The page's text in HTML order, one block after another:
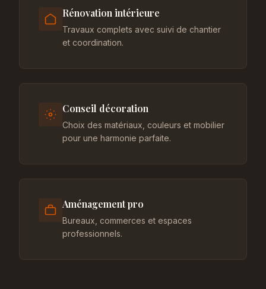
Rénovation intérieure
Travaux complets avec suivi de chantier
et coordination.
Conseil décoration
Choix des matériaux, couleurs et mobilier
pour une harmonie parfaite.
Aménagement pro
Bureaux, commerces et espaces
professionnels.